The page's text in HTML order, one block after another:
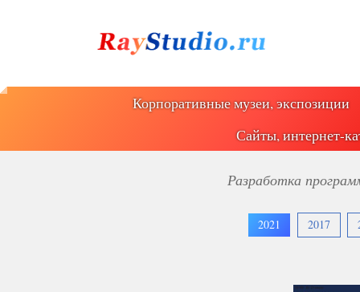
Корпоративные музеи, экспозиции
Сайты, интернет-
Разработка
2021 2017